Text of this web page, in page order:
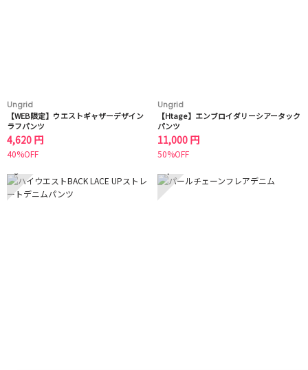
Ungrid
【WEB限定】ウエストギャザーデザイン
ラフパンツ
4,620 円
40%OFF
Ungrid
【Htage】エンブロイダリーシアータック
パンツ
11,000 円
50%OFF
3 4